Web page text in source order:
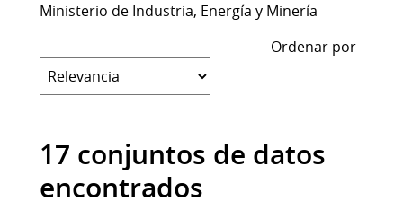
Ministerio de Industria, Energía y Minería
Ordenar por
17 conjuntos de datos
encontrados